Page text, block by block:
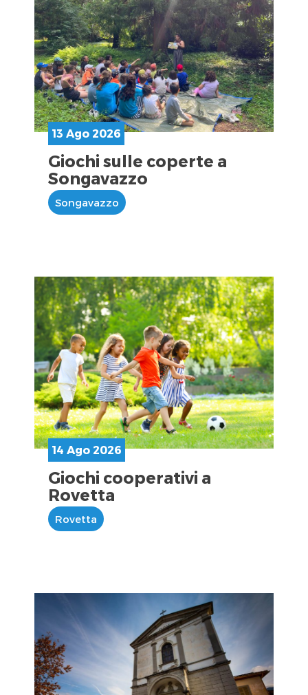
13 Ago 2026
Giochi sulle coperte a
Songavazzo
Songavazzo
14 Ago 2026
Giochi cooperativi a
Rovetta
Rovetta